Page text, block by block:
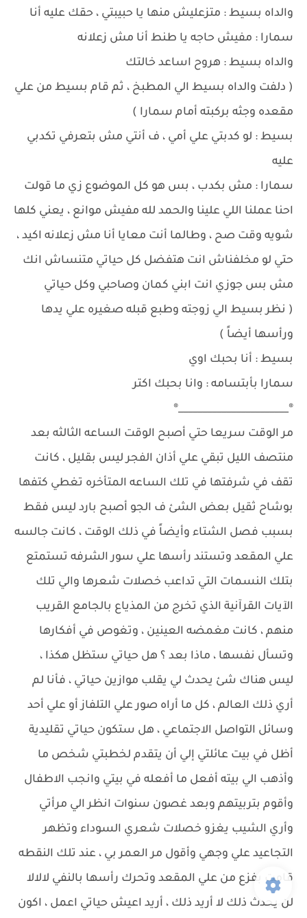
والداه بسيط : متزعليش منها يا حبيبتي ، حقك عليه أنا
سمارا : مفيش حاجه يا طنط أنا مش زعلانه
والداه بسيط : هروح اساعد خالتك
( دلفت والداه بسيط الي المطبخ ، ثم قام بسيط من علي
مقعده وجثه بركبته أمام سمارا )
بسيط : لو كدبتي علي أمي ، ف أنتي مش بتعرفي تكدبي
عليه
سمارا : مش بكدب ، بس هو كل الموضوع زي ما قولت
احنا عملنا اللي علينا والحمد لله مفيش موانع ، يعني كلها
شويه وقت صح ، وطالما أنت معايا أنا مش زعلانه اكيد ،
حتي لو مخلفناش انت هتفضل كل حياتي متنساش انك
مش بس جوزي انت ابني كمان وصاحبي وكل حياتي
( نظر بسيط الي زوجته وطبع قبله صغيره علي يدها
ورأسها أيضاً )
بسيط : أنا بحبك اوي
سمارا بأبتسامه : وانا بحبك اكتر
®_______________________®
مر الوقت سريعا حتي أصبح الوقت الساعه الثالثه بعد
منتصف الليل تبقي علي أذان الفجر ليس بقليل ، كانت
تقف في شرفتها في تلك الساعه المتأخره تغطي كتفها
بوشاح ثقيل بعض الشئ ف الجو أصبح بارد ليس فقط
بسبب فصل الشتاء وأيضاً في ذلك الوقت ، كانت جالسه
علي المقعد وتستند رأسها علي سور الشرفه تستمتع
بتلك النسمات التي تداعب خصلات شعرها والي تلك
الآيات القرآنية الذي تخرج من المذياع بالجامع القريب
منهم ، كانت مغمضه العينين ، وتغوص في أفكارها
وتسأل نفسها ، ماذا بعد ؟ هل حياتي ستظل هكذا ،
ليس هناك شئ يحدث لي يقلب موازين حياتي ، فأنا لم
أري ذلك العالم ، كل ما أراه صور علي التلفاز أو علي أحد
وسائل التواصل الاجتماعي ، هل ستكون حياتي تقليدية
أظل في بيت عائلتي إلي أن يتقدم لخطبتي شخص ما
وأذهب الي بيته أفعل ما أفعله في بيتي وانجب الاطفال
وأقوم بتربيتهم وبعد غصون سنوات انظر الي مرأتي
وأري الشيب يغزو خصلات شعري السوداء وتظهر
التجاعيد علي وجهي وأقول مر العمر بي ، عند تلك النقطه
قامت بفزع من علي المقعد وتحرك رأسها بالنفي لالالا
لن يحدث ذلك لا أريد ذلك ، أريد اعيش حياتي اعمل ، اكون